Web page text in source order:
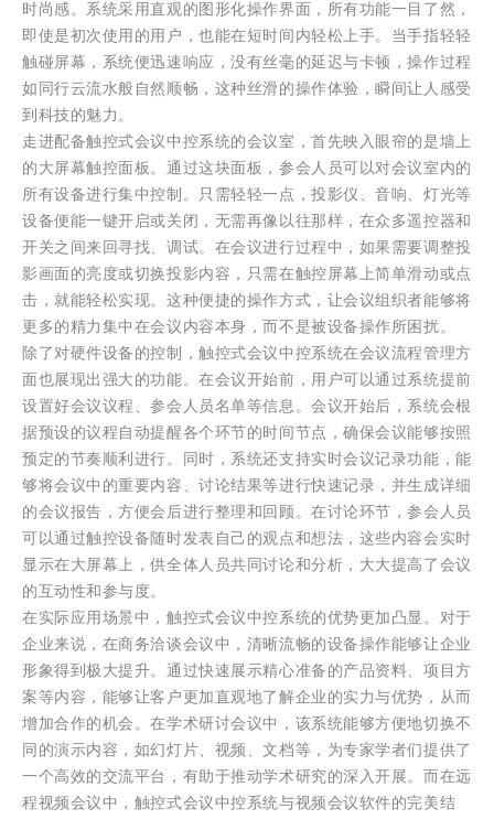
时尚感。系统采用直观的图形化操作界面，所有功能一目了然，
即使是初次使用的用户，也能在短时间内轻松上手。当手指轻轻
触碰屏幕，系统便迅速响应，没有丝毫的延迟与卡顿，操作过程
如同行云流水般自然顺畅，这种丝滑的操作体验，瞬间让人感受
到科技的魅力。
走进配备触控式会议中控系统的会议室，首先映入眼帘的是墙上
的大屏幕触控面板。通过这块面板，参会人员可以对会议室内的
所有设备进行集中控制。只需轻轻一点，投影仪、音响、灯光等
设备便能一键开启或关闭，无需再像以往那样，在众多遥控器和
开关之间来回寻找、调试。在会议进行过程中，如果需要调整投
影画面的亮度或切换投影内容，只需在触控屏幕上简单滑动或点
击，就能轻松实现。这种便捷的操作方式，让会议组织者能够将
更多的精力集中在会议内容本身，而不是被设备操作所困扰。
除了对硬件设备的控制，触控式会议中控系统在会议流程管理方
面也展现出强大的功能。在会议开始前，用户可以通过系统提前
设置好会议议程、参会人员名单等信息。会议开始后，系统会根
据预设的议程自动提醒各个环节的时间节点，确保会议能够按照
预定的节奏顺利进行。同时，系统还支持实时会议记录功能，能
够将会议中的重要内容、讨论结果等进行快速记录，并生成详细
的会议报告，方便会后进行整理和回顾。在讨论环节，参会人员
可以通过触控设备随时发表自己的观点和想法，这些内容会实时
显示在大屏幕上，供全体人员共同讨论和分析，大大提高了会议
的互动性和参与度。
在实际应用场景中，触控式会议中控系统的优势更加凸显。对于
企业来说，在商务洽谈会议中，清晰流畅的设备操作能够让企业
形象得到极大提升。通过快速展示精心准备的产品资料、项目方
案等内容，能够让客户更加直观地了解企业的实力与优势，从而
增加合作的机会。在学术研讨会议中，该系统能够方便地切换不
同的演示内容，如幻灯片、视频、文档等，为专家学者们提供了
一个高效的交流平台，有助于推动学术研究的深入开展。而在远
程视频会议中，触控式会议中控系统与视频会议软件的完美结